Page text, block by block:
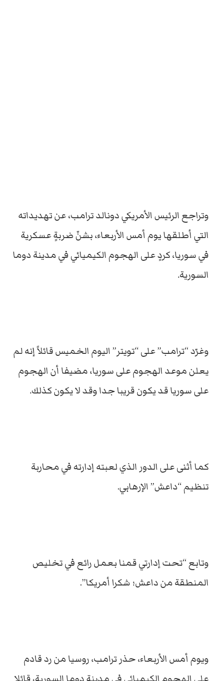
وتراجع الرئيس الأمريكي دونالد ترامب، عن تهديداته
التي أطلقها يوم أمس الأربعاء، بشنّ ضربةٍ عسكرية
في سوريا، كردٍ على الهجوم الكيميائي في مدينة دوما
السورية.
وغرّد “ترامب” على “تويتر” اليوم الخميس قائلاً إنه لم
يعلن موعد الهجوم على سوريا، مضيفا أن الهجوم
على سوريا قد يكون قريبا جدا وقد لا يكون كذلك.
كما أثنى على الدور الذي لعبته إدارته في محاربة
تنظيم “داعش” الإرهابي.
وتابع “تحت إدارتي قمنا بعمل رائع في تخليص
المنطقة من داعش؛ شكرا أمريكا”.
ويوم أمس الأربعاء، حذر ترامب، روسيا من رد قادم